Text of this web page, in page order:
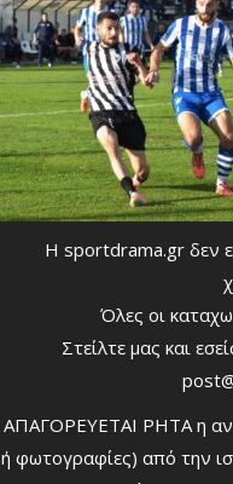
Η sportdrama.gr δεν
Όλες οι
Στείλτε μας και
ΑΠΑΓΟΡΕΥΕΤΑΙ ΡΗΤΑ η
ή φωτογραφίες) από την